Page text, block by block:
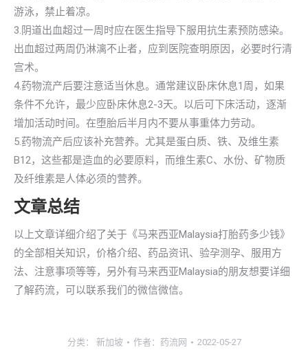
游泳，禁止着凉。
3.阴道出血超过一周时应在医生指导下服用抗生素预防感染。
出血超过两周仍淋漓不止者，应到医院查明原因，必要时行清
宫术。
4.药物流产后要注意适当休息。通常建议卧床休息1周，如果
条件不允许，最少应卧床休息2-3天。以后可下床活动，逐渐
增加活动时间。在堕胎后半月内不要从事重体力劳动。
5.药物流产后应该补充营养。尤其是蛋白质、铁、及维生素
B12，这些都是造血的必要原料，而维生素C、水份、矿物质
及纤维素是人体必须的营养。
文章总结
以上文章详细介绍了关于《马来西亚Malaysia打胎药多少钱》
的全部相关知识，价格介绍、药品资讯、验孕测孕、服用方
法、注意事项等等，另外有马来西亚Malaysia的朋友想要详细
了解药流，可以联系我们的微信微信。
分类： 新加坡 作者： 药流网 2022-05-27